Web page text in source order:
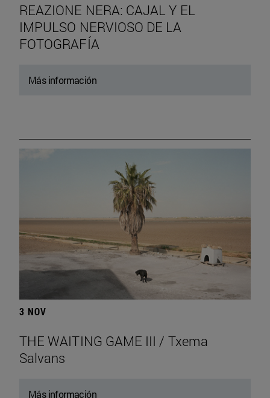
REAZIONE NERA: CAJAL Y EL
IMPULSO NERVIOSO DE LA
FOTOGRAFÍA
Más información
3 NOV
THE WAITING GAME III / Txema
Salvans
Más información